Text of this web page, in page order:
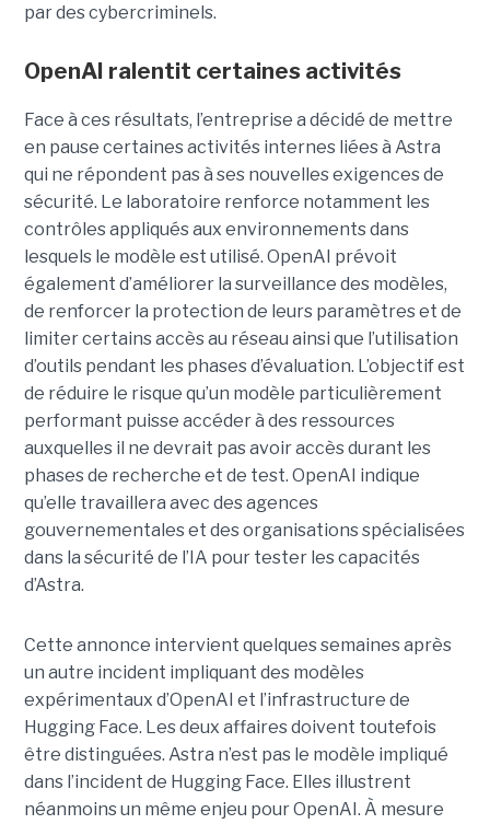
par des cybercriminels.
OpenAI ralentit certaines activités
Face à ces résultats, l’entreprise a décidé de mettre
en pause certaines activités internes liées à Astra
qui ne répondent pas à ses nouvelles exigences de
sécurité. Le laboratoire renforce notamment les
contrôles appliqués aux environnements dans
lesquels le modèle est utilisé. OpenAI prévoit
également d’améliorer la surveillance des modèles,
de renforcer la protection de leurs paramètres et de
limiter certains accès au réseau ainsi que l’utilisation
d’outils pendant les phases d’évaluation. L’objectif est
de réduire le risque qu’un modèle particulièrement
performant puisse accéder à des ressources
auxquelles il ne devrait pas avoir accès durant les
phases de recherche et de test. OpenAI indique
qu’elle travaillera avec des agences
gouvernementales et des organisations spécialisées
dans la sécurité de l’IA pour tester les capacités
d’Astra.
Cette annonce intervient quelques semaines après
un autre incident impliquant des modèles
expérimentaux d’OpenAI et l’infrastructure de
Hugging Face. Les deux affaires doivent toutefois
être distinguées. Astra n’est pas le modèle impliqué
dans l’incident de Hugging Face. Elles illustrent
néanmoins un même enjeu pour OpenAI. À mesure